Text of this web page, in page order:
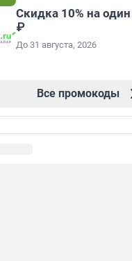
Скидка 10% на
₽
До 31 августа, 2026
Все промокоды